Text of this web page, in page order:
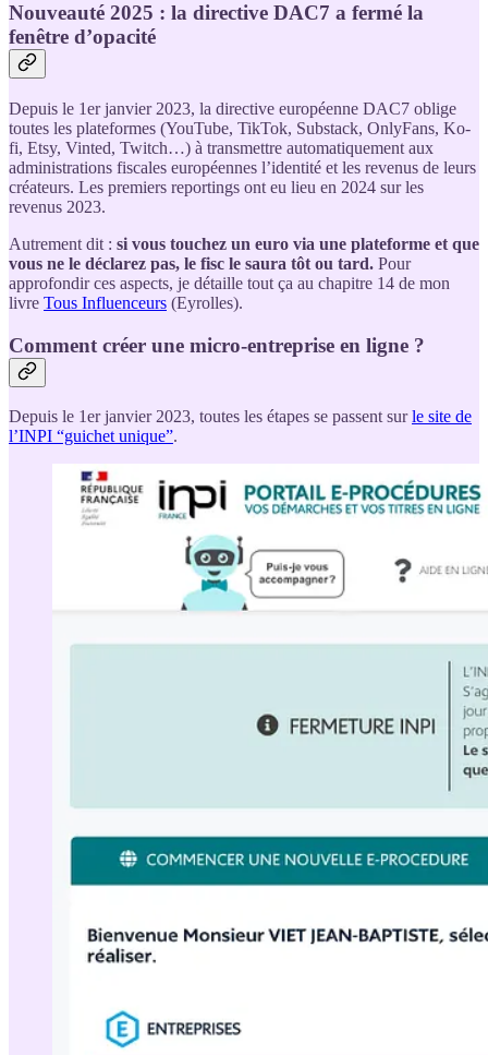
Nouveauté 2025 : la directive DAC7 a fermé la
fenêtre d’opacité
Depuis le 1er janvier 2023, la directive européenne DAC7 oblige
toutes les plateformes (YouTube, TikTok, Substack, OnlyFans, Ko-
fi, Etsy, Vinted, Twitch…) à transmettre automatiquement aux
administrations fiscales européennes l’identité et les revenus de leurs
créateurs. Les premiers reportings ont eu lieu en 2024 sur les
revenus 2023.
Autrement dit : si vous touchez un euro via une plateforme et que
vous ne le déclarez pas, le fisc le saura tôt ou tard. Pour
approfondir ces aspects, je détaille tout ça au chapitre 14 de mon
livre Tous Influenceurs (Eyrolles).
Comment créer une micro-entreprise en ligne ?
Depuis le 1er janvier 2023, toutes les étapes se passent surle site de
l’INPI “guichet unique”.